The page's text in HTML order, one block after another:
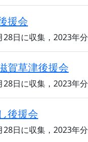
援会
日に収集，2023年分
賀草津後援会
日に収集，2023年分
後援会
日に収集，2023年分